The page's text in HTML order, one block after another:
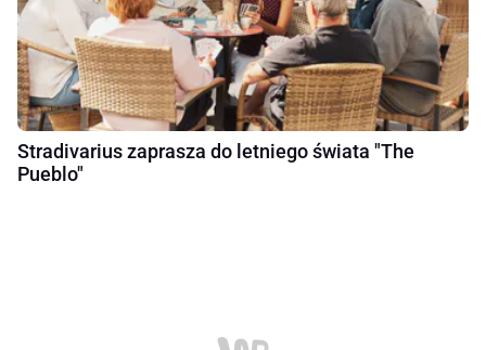
Stradivarius zaprasza do letniego świata "The
Pueblo"